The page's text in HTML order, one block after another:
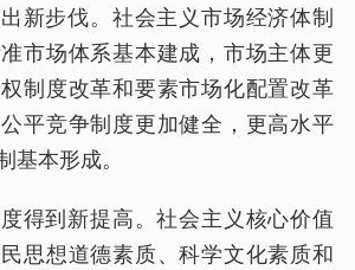
新步伐。社会主义市场经济体制
市场体系基本建成，市场主体更
制度改革和要素市场化配置改革
平竞争制度更加健全，更高水平
基本形成。
得到新提高。社会主义核心价值
思想道德素质、科学文化素质和